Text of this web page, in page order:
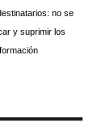
no se
y suprimir los